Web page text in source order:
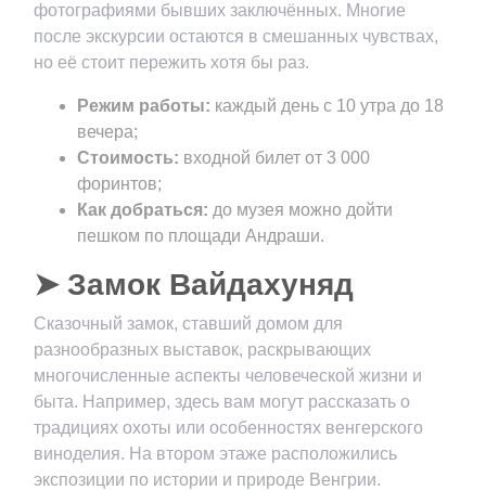
фотографиями бывших заключённых. Многие
после экскурсии остаются в смешанных чувствах,
но её стоит пережить хотя бы раз.
Режим работы: каждый день с 10 утра до 18
вечера;
Стоимость: входной билет от 3 000
форинтов;
Как добраться: до музея можно дойти
пешком по площади Андраши.
➤ Замок Вайдахуняд
Сказочный замок, ставший домом для
разнообразных выставок, раскрывающих
многочисленные аспекты человеческой жизни и
быта. Например, здесь вам могут рассказать о
традициях охоты или особенностях венгерского
виноделия. На втором этаже расположились
экспозиции по истории и природе Венгрии.